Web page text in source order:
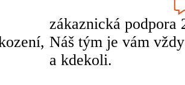
zákaznická podpora
Náš tým je vám
a kdekoli.